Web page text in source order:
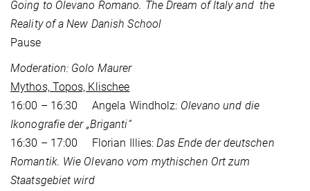
Going to Olevano Romano. The Dream of Italy and the
Reality of a New Danish School
Pause
Moderation: Golo Maurer
Mythos, Topos, Klischee
16:00 – 16:30 Angela Windholz: Olevano und die
Ikonografie der „Briganti“
16:30 – 17:00 Florian Illies:Das Ende der deutschen
Romantik. Wie Olevano vom mythischen Ort zum
Staatsgebiet wird